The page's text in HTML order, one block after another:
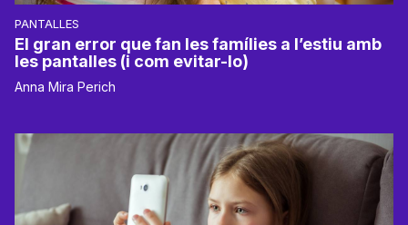
PANTALLES
El gran error que fan les famílies a l’estiu amb
les pantalles (i com evitar-lo)
Anna Mira Perich